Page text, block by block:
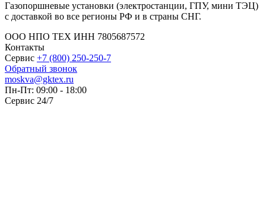
Газопоршневые установки (электростанции, ГПУ, мини ТЭЦ)
с доставкой во все регионы РФ и в страны СНГ.
ООО НПО ТЕХ ИНН 7805687572
Контакты
Сервис +7 (800) 250-250-7
Обратный звонок
moskva@gktex.ru
Пн-Пт: 09:00 - 18:00
Сервис 24/7